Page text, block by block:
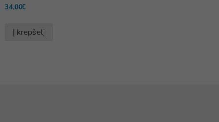
34,00€
Į krepšelį